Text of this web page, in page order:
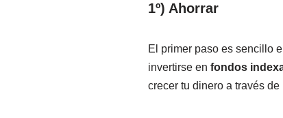
1º) Ahorrar
El primer paso es sencillo
invertirse enfondos
crecer tu dinero a través